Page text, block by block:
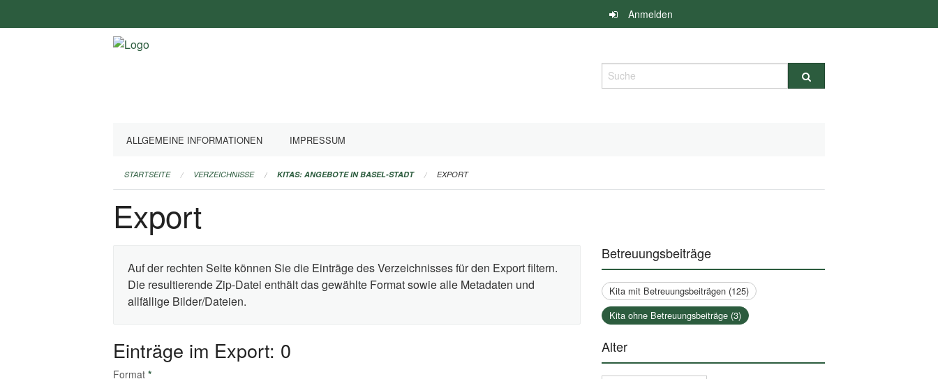
überspringen
Anmelden
Suche
ALLGEMEINE INFORMATIONEN IMPRESSUM
STARTSEITE VERZEICHNISSE KITAS: ANGEBOTE IN BASEL-STADT EXPORT
Export
Auf der rechten Seite können Sie die Einträge des Verzeichnisses für den Export filtern.
Die resultierende Zip-Datei enthält das gewählte Format sowie alle Metadaten und
allfällige Bilder/Dateien.
Einträge im Export: 0
Format *
Betreuungsbeiträge
Kita mit Betreuungsbeiträgen (125)
Kita ohne Betreuungsbeiträge (3)
Alter